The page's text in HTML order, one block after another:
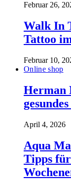
Februar 26,
Walk In
Tattoo
Februar 10,
Online shop
April 4, 2026
Aqua
Tipps für